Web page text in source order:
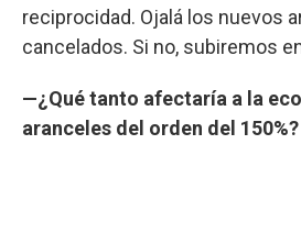
reciprocidad. Ojalá los nuevos
cancelados. Si no, subiremos
—¿Qué tanto afectaría a la
aranceles del orden del 150%?